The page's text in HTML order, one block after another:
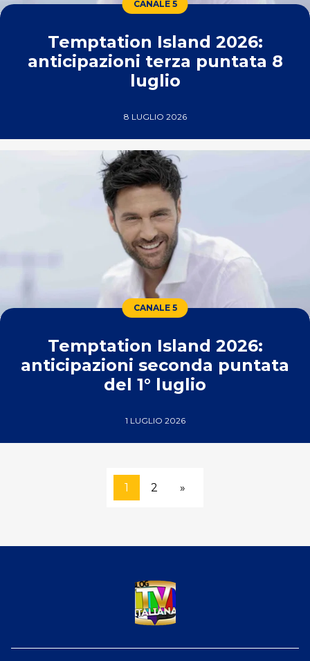
CANALE 5
Temptation Island 2026:
anticipazioni terza puntata 8
luglio
8 LUGLIO 2026
CANALE 5
Temptation Island 2026:
anticipazioni seconda puntata
del 1° luglio
1 LUGLIO 2026
1 2 »